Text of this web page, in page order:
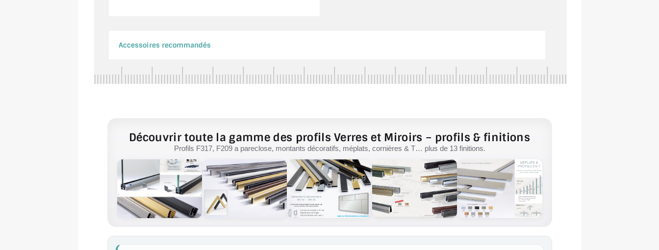
Accessoires recommandés
Découvrir toute la gamme des profils Verres et Miroirs – profils & finitions
Profils F317, F209 a pareclose, montants décoratifs, méplats, cornières & T… plus de 13 finitions.